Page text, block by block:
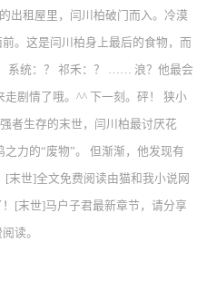
出租屋里，闫川柏破门而入。冷漠
。这是闫川柏身上最后的食物，而
统：？ 祁禾：？ …… 浪？他最会
剧情了哦。^^ 下一刻。砰！ 狭小
者生存的末世，闫川柏最讨厌花
力的“废物”。 但渐渐，他发现有
末世]全文免费阅读由猫和我小说网
[末世]马户子君最新章节，请分享
读。